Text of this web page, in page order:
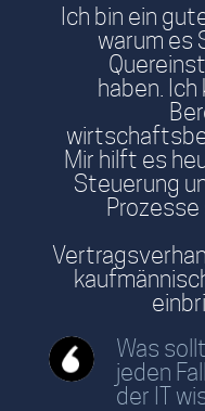
Ich bin ein
warum es
haben.
Mir hilft es
Steuerung
Prozesse
Was
jeden
der IT